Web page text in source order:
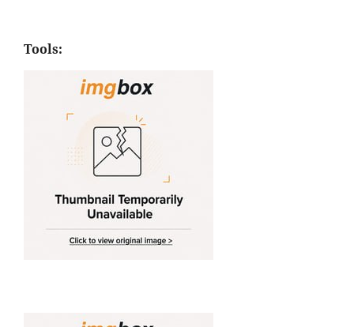
Tools: